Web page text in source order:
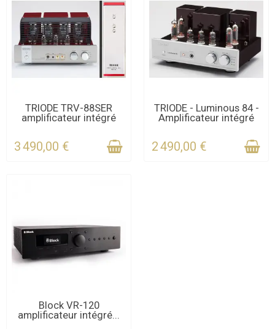
DERNIERS ARTICLES EN
STOCK
TRIODE TRV-88SER
amplificateur intégré
3 490,00 €
DERNIERS ARTICLES EN
STOCK
TRIODE - Luminous 84 -
Amplificateur intégré
2 490,00 €
DERNIERS ARTICLES EN
STOCK
Block VR-120
amplificateur intégré...